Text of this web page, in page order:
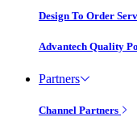
Design To Order
Advantech Quality
Partners
Channel Partners